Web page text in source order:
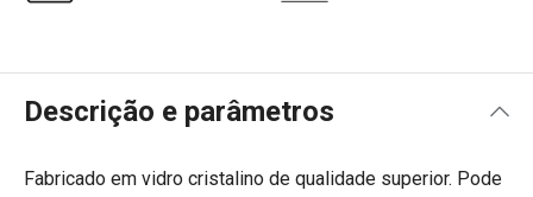
Descrição e parâmetros
Fabricado em vidro cristalino de qualidade superior. Pode